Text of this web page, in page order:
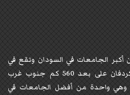
الجامعات في السودان وتقع في
مدينة الأبيض بولاية شمال كردفان على بعد 560 كم جنوب غرب
تأسست عام 1990 وهي واحدة من أفضل الجامعات في